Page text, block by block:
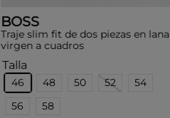
BOSS
Traje slim fit de dos piezas en lana
virgen a cuadros
Talla
46 48 50 52
54
56
58